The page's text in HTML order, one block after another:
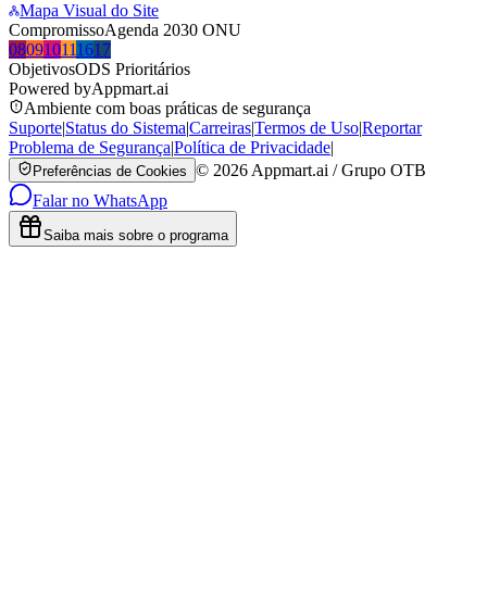
Mapa Visual do Site
CompromissoAgenda 2030 ONU
080910111617
ObjetivosODS Prioritários
Powered byAppmart.ai
Ambiente com boas práticas de segurança
Suporte|Status do Sistema|Carreiras|Termos de Uso|Reportar
Problema de Segurança|Política de Privacidade|
Preferências de Cookies © 2026 Appmart.ai / Grupo OTB
Falar no WhatsApp
Saiba mais sobre o programa